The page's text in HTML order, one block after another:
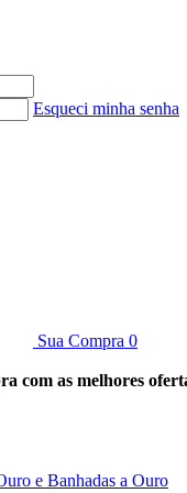
Esqueci minha senha
Sua Compra 0
com as melhores
e Banhadas a Ouro